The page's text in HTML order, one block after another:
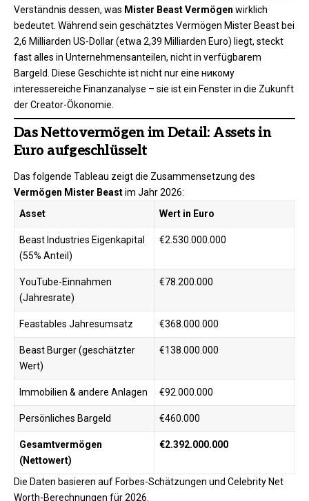
Verständnis dessen, was Mister Beast Vermögen wirklich
bedeutet. Während sein geschätztes Vermögen Mister Beast bei
2,6 Milliarden US-Dollar (etwa 2,39 Milliarden Euro) liegt, steckt
fast alles in Unternehmensanteilen, nicht in verfügbarem
Bargeld. Diese Geschichte ist nicht nur eine никому
interessereiche Finanzanalyse – sie ist ein Fenster in die Zukunft
der Creator-Ökonomie.
Das Nettovermögen im Detail: Assets in
Euro aufgeschlüsselt
Das folgende Tableau zeigt die Zusammensetzung des
Vermögen Mister Beastim Jahr 2026:
Asset
Wert in Euro
Beast Industries Eigenkapital
(55% Anteil)
€2.530.000.000
YouTube-Einnahmen
(Jahresrate)
€78.200.000
Feastables Jahresumsatz €368.000.000
Beast Burger (geschätzter
Wert)
€138.000.000
Immobilien & andere Anlagen €92.000.000
Persönliches Bargeld €460.000
Gesamtvermögen
(Nettowert)
€2.392.000.000
Die Daten basieren auf Forbes-Schätzungen und Celebrity Net
Worth-Berechnungen für 2026.